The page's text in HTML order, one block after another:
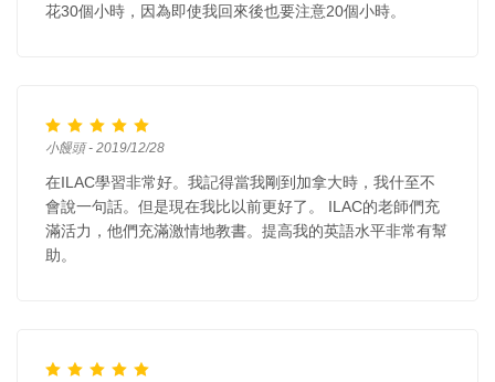
花30個小時，因為即使我回來後也要注意20個小時。
小饅頭 - 2019/12/28
在ILAC學習非常好。我記得當我剛到加拿大時，我什至不
會說一句話。但是現在我比以前更好了。 ILAC的老師們充
滿活力，他們充滿激情地教書。提高我的英語水平非常有幫
助。